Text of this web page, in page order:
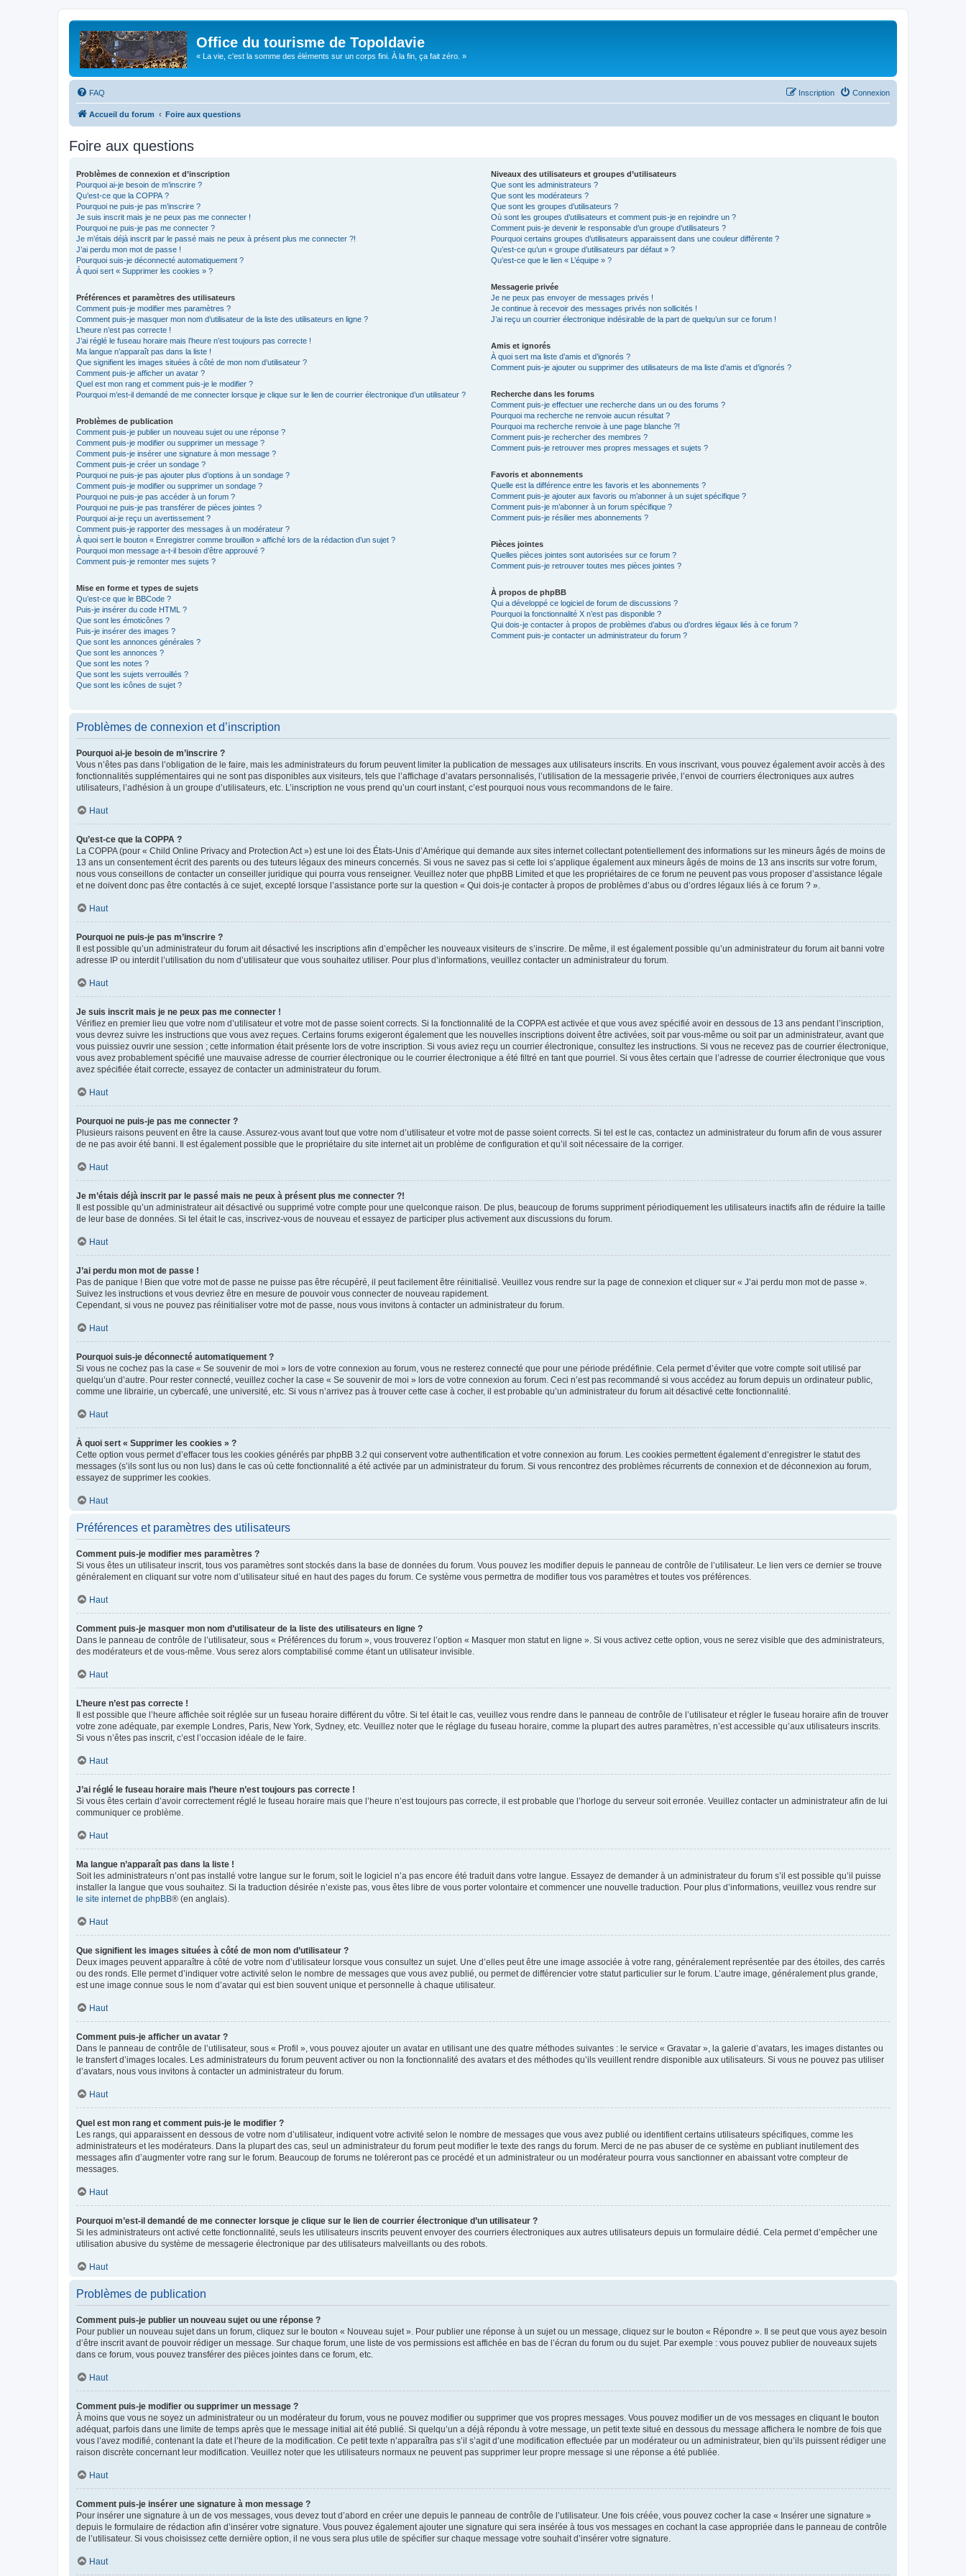
Office du tourisme de Topoldavie
« La vie, c'est la somme des éléments sur un corps fini. À la fin, ça fait zéro. »
FAQ Connexion
Inscription
Accueil du forum Foire aux questions
Foire aux questions
Problèmes de connexion et d’inscription
Pourquoi ai-je besoin de m’inscrire ?
Qu’est-ce que la COPPA ?
Pourquoi ne puis-je pas m’inscrire ?
Je suis inscrit mais je ne peux pas me connecter !
Pourquoi ne puis-je pas me connecter ?
Je m’étais déjà inscrit par le passé mais ne peux à présent plus me connecter ?!
J’ai perdu mon mot de passe !
Pourquoi suis-je déconnecté automatiquement ?
À quoi sert « Supprimer les cookies » ?
Préférences et paramètres des utilisateurs
Comment puis-je modifier mes paramètres ?
Comment puis-je masquer mon nom d’utilisateur de la liste des utilisateurs en ligne ?
L’heure n’est pas correcte !
J’ai réglé le fuseau horaire mais l’heure n’est toujours pas correcte !
Ma langue n’apparaît pas dans la liste !
Que signifient les images situées à côté de mon nom d’utilisateur ?
Comment puis-je afficher un avatar ?
Quel est mon rang et comment puis-je le modifier ?
Pourquoi m’est-il demandé de me connecter lorsque je clique sur le lien de courrier électronique d’un utilisateur ?
Problèmes de publication
Comment puis-je publier un nouveau sujet ou une réponse ?
Comment puis-je modifier ou supprimer un message ?
Comment puis-je insérer une signature à mon message ?
Comment puis-je créer un sondage ?
Pourquoi ne puis-je pas ajouter plus d’options à un sondage ?
Comment puis-je modifier ou supprimer un sondage ?
Pourquoi ne puis-je pas accéder à un forum ?
Pourquoi ne puis-je pas transférer de pièces jointes ?
Pourquoi ai-je reçu un avertissement ?
Comment puis-je rapporter des messages à un modérateur ?
À quoi sert le bouton « Enregistrer comme brouillon » affiché lors de la rédaction d’un sujet ?
Pourquoi mon message a-t-il besoin d’être approuvé ?
Comment puis-je remonter mes sujets ?
Mise en forme et types de sujets
Qu’est-ce que le BBCode ?
Puis-je insérer du code HTML ?
Que sont les émoticônes ?
Puis-je insérer des images ?
Que sont les annonces générales ?
Que sont les annonces ?
Que sont les notes ?
Que sont les sujets verrouillés ?
Que sont les icônes de sujet ?
Niveaux des utilisateurs et groupes d’utilisateurs
Que sont les administrateurs ?
Que sont les modérateurs ?
Que sont les groupes d’utilisateurs ?
Où sont les groupes d’utilisateurs et comment puis-je en rejoindre un ?
Comment puis-je devenir le responsable d’un groupe d’utilisateurs ?
Pourquoi certains groupes d’utilisateurs apparaissent dans une couleur différente ?
Qu’est-ce qu’un « groupe d’utilisateurs par défaut » ?
Qu’est-ce que le lien « L’équipe » ?
Messagerie privée
Je ne peux pas envoyer de messages privés !
Je continue à recevoir des messages privés non sollicités !
J’ai reçu un courrier électronique indésirable de la part de quelqu’un sur ce forum !
Amis et ignorés
À quoi sert ma liste d’amis et d’ignorés ?
Comment puis-je ajouter ou supprimer des utilisateurs de ma liste d’amis et d’ignorés ?
Recherche dans les forums
Comment puis-je effectuer une recherche dans un ou des forums ?
Pourquoi ma recherche ne renvoie aucun résultat ?
Pourquoi ma recherche renvoie à une page blanche ?!
Comment puis-je rechercher des membres ?
Comment puis-je retrouver mes propres messages et sujets ?
Favoris et abonnements
Quelle est la différence entre les favoris et les abonnements ?
Comment puis-je ajouter aux favoris ou m’abonner à un sujet spécifique ?
Comment puis-je m’abonner à un forum spécifique ?
Comment puis-je résilier mes abonnements ?
Pièces jointes
Quelles pièces jointes sont autorisées sur ce forum ?
Comment puis-je retrouver toutes mes pièces jointes ?
À propos de phpBB
Qui a développé ce logiciel de forum de discussions ?
Pourquoi la fonctionnalité X n’est pas disponible ?
Qui dois-je contacter à propos de problèmes d’abus ou d’ordres légaux liés à ce forum ?
Comment puis-je contacter un administrateur du forum ?
Problèmes de connexion et d’inscription
Pourquoi ai-je besoin de m’inscrire ?
Vous n’êtes pas dans l’obligation de le faire, mais les administrateurs du forum peuvent limiter la publication de messages aux utilisateurs inscrits. En vous inscrivant, vous pouvez également avoir accès à des
fonctionnalités supplémentaires qui ne sont pas disponibles aux visiteurs, tels que l’affichage d’avatars personnalisés, l’utilisation de la messagerie privée, l’envoi de courriers électroniques aux autres
utilisateurs, l’adhésion à un groupe d’utilisateurs, etc. L’inscription ne vous prend qu’un court instant, c’est pourquoi nous vous recommandons de le faire.
Haut
Qu’est-ce que la COPPA ?
La COPPA (pour « Child Online Privacy and Protection Act ») est une loi des États-Unis d’Amérique qui demande aux sites internet collectant potentiellement des informations sur les mineurs âgés de moins de
13 ans un consentement écrit des parents ou des tuteurs légaux des mineurs concernés. Si vous ne savez pas si cette loi s’applique également aux mineurs âgés de moins de 13 ans inscrits sur votre forum,
nous vous conseillons de contacter un conseiller juridique qui pourra vous renseigner. Veuillez noter que phpBB Limited et que les propriétaires de ce forum ne peuvent pas vous proposer d’assistance légale
et ne doivent donc pas être contactés à ce sujet, excepté lorsque l’assistance porte sur la question « Qui dois-je contacter à propos de problèmes d’abus ou d’ordres légaux liés à ce forum ? ».
Haut
Pourquoi ne puis-je pas m’inscrire ?
Il est possible qu’un administrateur du forum ait désactivé les inscriptions afin d’empêcher les nouveaux visiteurs de s’inscrire. De même, il est également possible qu’un administrateur du forum ait banni votre
adresse IP ou interdit l’utilisation du nom d’utilisateur que vous souhaitez utiliser. Pour plus d’informations, veuillez contacter un administrateur du forum.
Haut
Je suis inscrit mais je ne peux pas me connecter !
Vérifiez en premier lieu que votre nom d’utilisateur et votre mot de passe soient corrects. Si la fonctionnalité de la COPPA est activée et que vous avez spécifié avoir en dessous de 13 ans pendant l’inscription,
vous devrez suivre les instructions que vous avez reçues. Certains forums exigeront également que les nouvelles inscriptions doivent être activées, soit par vous-même ou soit par un administrateur, avant que
vous puissiez ouvrir une session ; cette information était présente lors de votre inscription. Si vous aviez reçu un courrier électronique, consultez les instructions. Si vous ne recevez pas de courrier électronique,
vous avez probablement spécifié une mauvaise adresse de courrier électronique ou le courrier électronique a été filtré en tant que pourriel. Si vous êtes certain que l’adresse de courrier électronique que vous
avez spécifiée était correcte, essayez de contacter un administrateur du forum.
Haut
Pourquoi ne puis-je pas me connecter ?
Plusieurs raisons peuvent en être la cause. Assurez-vous avant tout que votre nom d’utilisateur et votre mot de passe soient corrects. Si tel est le cas, contactez un administrateur du forum afin de vous assurer
de ne pas avoir été banni. Il est également possible que le propriétaire du site internet ait un problème de configuration et qu’il soit nécessaire de la corriger.
Haut
Je m’étais déjà inscrit par le passé mais ne peux à présent plus me connecter ?!
Il est possible qu’un administrateur ait désactivé ou supprimé votre compte pour une quelconque raison. De plus, beaucoup de forums suppriment périodiquement les utilisateurs inactifs afin de réduire la taille
de leur base de données. Si tel était le cas, inscrivez-vous de nouveau et essayez de participer plus activement aux discussions du forum.
Haut
J’ai perdu mon mot de passe !
Pas de panique ! Bien que votre mot de passe ne puisse pas être récupéré, il peut facilement être réinitialisé. Veuillez vous rendre sur la page de connexion et cliquer sur « J’ai perdu mon mot de passe ».
Suivez les instructions et vous devriez être en mesure de pouvoir vous connecter de nouveau rapidement.
Cependant, si vous ne pouvez pas réinitialiser votre mot de passe, nous vous invitons à contacter un administrateur du forum.
Haut
Pourquoi suis-je déconnecté automatiquement ?
Si vous ne cochez pas la case « Se souvenir de moi » lors de votre connexion au forum, vous ne resterez connecté que pour une période prédéfinie. Cela permet d’éviter que votre compte soit utilisé par
quelqu’un d’autre. Pour rester connecté, veuillez cocher la case « Se souvenir de moi » lors de votre connexion au forum. Ceci n’est pas recommandé si vous accédez au forum depuis un ordinateur public,
comme une librairie, un cybercafé, une université, etc. Si vous n’arrivez pas à trouver cette case à cocher, il est probable qu’un administrateur du forum ait désactivé cette fonctionnalité.
Haut
À quoi sert « Supprimer les cookies » ?
Cette option vous permet d’effacer tous les cookies générés par phpBB 3.2 qui conservent votre authentification et votre connexion au forum. Les cookies permettent également d’enregistrer le statut des
messages (s’ils sont lus ou non lus) dans le cas où cette fonctionnalité a été activée par un administrateur du forum. Si vous rencontrez des problèmes récurrents de connexion et de déconnexion au forum,
essayez de supprimer les cookies.
Haut
Préférences et paramètres des utilisateurs
Comment puis-je modifier mes paramètres ?
Si vous êtes un utilisateur inscrit, tous vos paramètres sont stockés dans la base de données du forum. Vous pouvez les modifier depuis le panneau de contrôle de l’utilisateur. Le lien vers ce dernier se trouve
généralement en cliquant sur votre nom d’utilisateur situé en haut des pages du forum. Ce système vous permettra de modifier tous vos paramètres et toutes vos préférences.
Haut
Comment puis-je masquer mon nom d’utilisateur de la liste des utilisateurs en ligne ?
Dans le panneau de contrôle de l’utilisateur, sous « Préférences du forum », vous trouverez l’option « Masquer mon statut en ligne ». Si vous activez cette option, vous ne serez visible que des administrateurs,
des modérateurs et de vous-même. Vous serez alors comptabilisé comme étant un utilisateur invisible.
Haut
L’heure n’est pas correcte !
Il est possible que l’heure affichée soit réglée sur un fuseau horaire différent du vôtre. Si tel était le cas, veuillez vous rendre dans le panneau de contrôle de l’utilisateur et régler le fuseau horaire afin de trouver
votre zone adéquate, par exemple Londres, Paris, New York, Sydney, etc. Veuillez noter que le réglage du fuseau horaire, comme la plupart des autres paramètres, n’est accessible qu’aux utilisateurs inscrits.
Si vous n’êtes pas inscrit, c’est l’occasion idéale de le faire.
Haut
J’ai réglé le fuseau horaire mais l’heure n’est toujours pas correcte !
Si vous êtes certain d’avoir correctement réglé le fuseau horaire mais que l’heure n’est toujours pas correcte, il est probable que l’horloge du serveur soit erronée. Veuillez contacter un administrateur afin de lui
communiquer ce problème.
Haut
Ma langue n’apparaît pas dans la liste !
Soit les administrateurs n’ont pas installé votre langue sur le forum, soit le logiciel n’a pas encore été traduit dans votre langue. Essayez de demander à un administrateur du forum s’il est possible qu’il puisse
installer la langue que vous souhaitez. Si la traduction désirée n’existe pas, vous êtes libre de vous porter volontaire et commencer une nouvelle traduction. Pour plus d’informations, veuillez vous rendre sur
le site internet de phpBB® (en anglais).
Haut
Que signifient les images situées à côté de mon nom d’utilisateur ?
Deux images peuvent apparaître à côté de votre nom d’utilisateur lorsque vous consultez un sujet. Une d’elles peut être une image associée à votre rang, généralement représentée par des étoiles, des carrés
ou des ronds. Elle permet d’indiquer votre activité selon le nombre de messages que vous avez publié, ou permet de différencier votre statut particulier sur le forum. L’autre image, généralement plus grande,
est une image connue sous le nom d’avatar qui est bien souvent unique et personnelle à chaque utilisateur.
Haut
Comment puis-je afficher un avatar ?
Dans le panneau de contrôle de l’utilisateur, sous « Profil », vous pouvez ajouter un avatar en utilisant une des quatre méthodes suivantes : le service « Gravatar », la galerie d’avatars, les images distantes ou
le transfert d’images locales. Les administrateurs du forum peuvent activer ou non la fonctionnalité des avatars et des méthodes qu’ils veuillent rendre disponible aux utilisateurs. Si vous ne pouvez pas utiliser
d’avatars, nous vous invitons à contacter un administrateur du forum.
Haut
Quel est mon rang et comment puis-je le modifier ?
Les rangs, qui apparaissent en dessous de votre nom d’utilisateur, indiquent votre activité selon le nombre de messages que vous avez publié ou identifient certains utilisateurs spécifiques, comme les
administrateurs et les modérateurs. Dans la plupart des cas, seul un administrateur du forum peut modifier le texte des rangs du forum. Merci de ne pas abuser de ce système en publiant inutilement des
messages afin d’augmenter votre rang sur le forum. Beaucoup de forums ne toléreront pas ce procédé et un administrateur ou un modérateur pourra vous sanctionner en abaissant votre compteur de
messages.
Haut
Pourquoi m’est-il demandé de me connecter lorsque je clique sur le lien de courrier électronique d’un utilisateur ?
Si les administrateurs ont activé cette fonctionnalité, seuls les utilisateurs inscrits peuvent envoyer des courriers électroniques aux autres utilisateurs depuis un formulaire dédié. Cela permet d’empêcher une
utilisation abusive du système de messagerie électronique par des utilisateurs malveillants ou des robots.
Haut
Problèmes de publication
Comment puis-je publier un nouveau sujet ou une réponse ?
Pour publier un nouveau sujet dans un forum, cliquez sur le bouton « Nouveau sujet ». Pour publier une réponse à un sujet ou un message, cliquez sur le bouton « Répondre ». Il se peut que vous ayez besoin
d’être inscrit avant de pouvoir rédiger un message. Sur chaque forum, une liste de vos permissions est affichée en bas de l’écran du forum ou du sujet. Par exemple : vous pouvez publier de nouveaux sujets
dans ce forum, vous pouvez transférer des pièces jointes dans ce forum, etc.
Haut
Comment puis-je modifier ou supprimer un message ?
À moins que vous ne soyez un administrateur ou un modérateur du forum, vous ne pouvez modifier ou supprimer que vos propres messages. Vous pouvez modifier un de vos messages en cliquant le bouton
adéquat, parfois dans une limite de temps après que le message initial ait été publié. Si quelqu’un a déjà répondu à votre message, un petit texte situé en dessous du message affichera le nombre de fois que
vous l’avez modifié, contenant la date et l’heure de la modification. Ce petit texte n’apparaîtra pas s’il s’agit d’une modification effectuée par un modérateur ou un administrateur, bien qu’ils puissent rédiger une
raison discrète concernant leur modification. Veuillez noter que les utilisateurs normaux ne peuvent pas supprimer leur propre message si une réponse a été publiée.
Haut
Comment puis-je insérer une signature à mon message ?
Pour insérer une signature à un de vos messages, vous devez tout d’abord en créer une depuis le panneau de contrôle de l’utilisateur. Une fois créée, vous pouvez cocher la case « Insérer une signature »
depuis le formulaire de rédaction afin d’insérer votre signature. Vous pouvez également ajouter une signature qui sera insérée à tous vos messages en cochant la case appropriée dans le panneau de contrôle
de l’utilisateur. Si vous choisissez cette dernière option, il ne vous sera plus utile de spécifier sur chaque message votre souhait d’insérer votre signature.
Haut